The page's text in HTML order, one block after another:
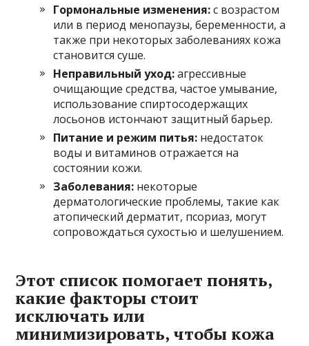
Гормональные изменения:с возрастом
или в период менопаузы, беременности, а
также при некоторых заболеваниях кожа
становится суше.
Неправильный уход:агрессивные
очищающие средства, частое умывание,
использование спиртосодержащих
лосьонов истончают защитный барьер.
Питание и режим питья: недостаток
воды и витаминов отражается на
состоянии кожи.
Заболевания: некоторые
дерматологические проблемы, такие как
атопический дерматит, псориаз, могут
сопровождаться сухостью и шелушением.
Этот список помогает понять,
какие факторы стоит
исключать или
минимизировать, чтобы кожа